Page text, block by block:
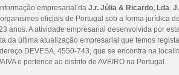
empresarial da J.r. Júlia & Ricardo, Lda.
oficiais de Portugal sob a forma jurídica
anos. A atividade empresarial desenvolvida por
da última atualização empresarial que temos
DEVESA, 4550-743, que se encontra na
e pertence ao distrito de AVEIRO na Portugal.